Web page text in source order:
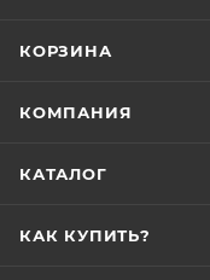
КОРЗИНА
КОМПАНИЯ
КАТАЛОГ
КАК КУПИТЬ?